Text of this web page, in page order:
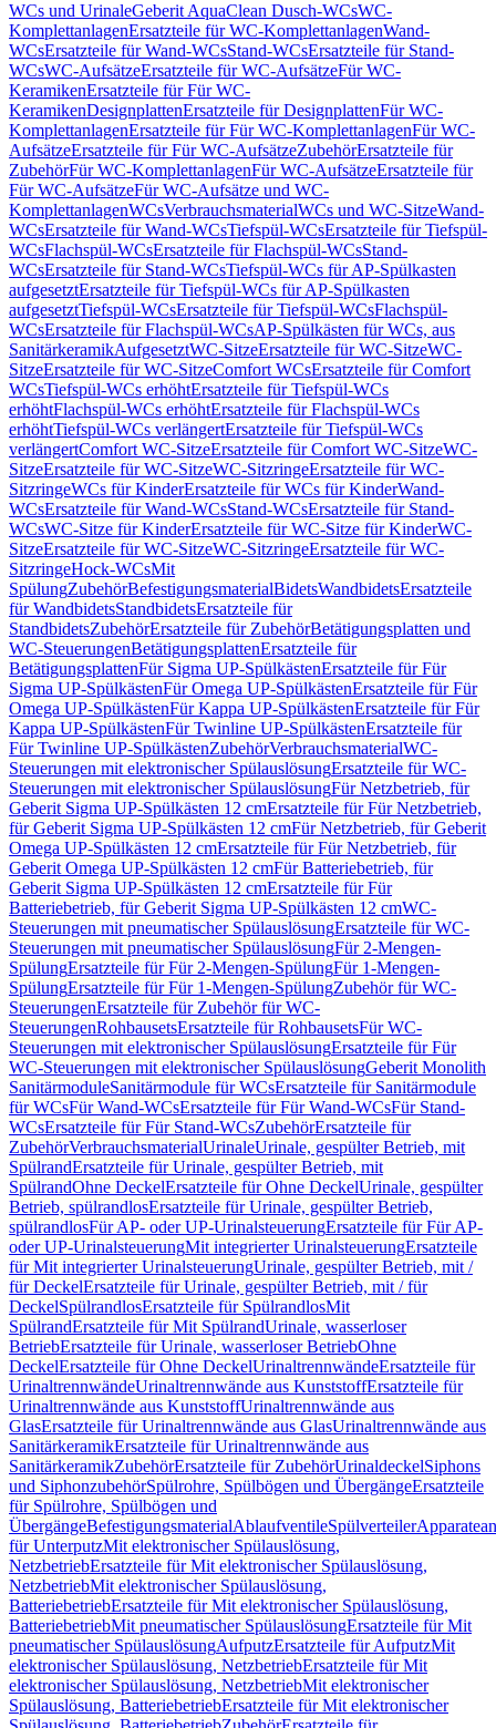
WCs und UrinaleGeberit AquaClean Dusch-WCsWC-
KomplettanlagenErsatzteile für WC-KomplettanlagenWand-
WCsErsatzteile für Wand-WCsStand-WCsErsatzteile für Stand-
WCsWC-AufsätzeErsatzteile für WC-AufsätzeFür WC-
KeramikenErsatzteile für Für WC-
KeramikenDesignplattenErsatzteile für DesignplattenFür WC-
KomplettanlagenErsatzteile für Für WC-KomplettanlagenFür WC-
AufsätzeErsatzteile für Für WC-AufsätzeZubehörErsatzteile für
ZubehörFür WC-KomplettanlagenFür WC-AufsätzeErsatzteile für
Für WC-AufsätzeFür WC-Aufsätze und WC-
KomplettanlagenWCsVerbrauchsmaterialWCs und WC-SitzeWand-
WCsErsatzteile für Wand-WCsTiefspül-WCsErsatzteile für Tiefspül-
WCsFlachspül-WCsErsatzteile für Flachspül-WCsStand-
WCsErsatzteile für Stand-WCsTiefspül-WCs für AP-Spülkasten
aufgesetztErsatzteile für Tiefspül-WCs für AP-Spülkasten
aufgesetztTiefspül-WCsErsatzteile für Tiefspül-WCsFlachspül-
WCsErsatzteile für Flachspül-WCsAP-Spülkästen für WCs, aus
SanitärkeramikAufgesetztWC-SitzeErsatzteile für WC-SitzeWC-
SitzeErsatzteile für WC-SitzeComfort WCsErsatzteile für Comfort
WCsTiefspül-WCs erhöhtErsatzteile für Tiefspül-WCs
erhöhtFlachspül-WCs erhöhtErsatzteile für Flachspül-WCs
erhöhtTiefspül-WCs verlängertErsatzteile für Tiefspül-WCs
verlängertComfort WC-SitzeErsatzteile für Comfort WC-SitzeWC-
SitzeErsatzteile für WC-SitzeWC-SitzringeErsatzteile für WC-
SitzringeWCs für KinderErsatzteile für WCs für KinderWand-
WCsErsatzteile für Wand-WCsStand-WCsErsatzteile für Stand-
WCsWC-Sitze für KinderErsatzteile für WC-Sitze für KinderWC-
SitzeErsatzteile für WC-SitzeWC-SitzringeErsatzteile für WC-
SitzringeHock-WCsMit
SpülungZubehörBefestigungsmaterialBidetsWandbidetsErsatzteile
für WandbidetsStandbidetsErsatzteile für
StandbidetsZubehörErsatzteile für ZubehörBetätigungsplatten und
WC-SteuerungenBetätigungsplattenErsatzteile für
BetätigungsplattenFür Sigma UP-SpülkästenErsatzteile für Für
Sigma UP-SpülkästenFür Omega UP-SpülkästenErsatzteile für Für
Omega UP-SpülkästenFür Kappa UP-SpülkästenErsatzteile für Für
Kappa UP-SpülkästenFür Twinline UP-SpülkästenErsatzteile für
Für Twinline UP-SpülkästenZubehörVerbrauchsmaterialWC-
Steuerungen mit elektronischer SpülauslösungErsatzteile für WC-
Steuerungen mit elektronischer SpülauslösungFür Netzbetrieb, für
Geberit Sigma UP-Spülkästen 12 cmErsatzteile für Für Netzbetrieb,
für Geberit Sigma UP-Spülkästen 12 cmFür Netzbetrieb, für Geberit
Omega UP-Spülkästen 12 cmErsatzteile für Für Netzbetrieb, für
Geberit Omega UP-Spülkästen 12 cmFür Batteriebetrieb, für
Geberit Sigma UP-Spülkästen 12 cmErsatzteile für Für
Batteriebetrieb, für Geberit Sigma UP-Spülkästen 12 cmWC-
Steuerungen mit pneumatischer SpülauslösungErsatzteile für WC-
Steuerungen mit pneumatischer SpülauslösungFür 2-Mengen-
SpülungErsatzteile für Für 2-Mengen-SpülungFür 1-Mengen-
SpülungErsatzteile für Für 1-Mengen-SpülungZubehör für WC-
SteuerungenErsatzteile für Zubehör für WC-
SteuerungenRohbausetsErsatzteile für RohbausetsFür WC-
Steuerungen mit elektronischer SpülauslösungErsatzteile für Für
WC-Steuerungen mit elektronischer SpülauslösungGeberit Monolith
SanitärmoduleSanitärmodule für WCsErsatzteile für Sanitärmodule
für WCsFür Wand-WCsErsatzteile für Für Wand-WCsFür Stand-
WCsErsatzteile für Für Stand-WCsZubehörErsatzteile für
ZubehörVerbrauchsmaterialUrinaleUrinale, gespülter Betrieb, mit
SpülrandErsatzteile für Urinale, gespülter Betrieb, mit
SpülrandOhne DeckelErsatzteile für Ohne DeckelUrinale, gespülter
Betrieb, spülrandlosErsatzteile für Urinale, gespülter Betrieb,
spülrandlosFür AP- oder UP-UrinalsteuerungErsatzteile für Für AP-
oder UP-UrinalsteuerungMit integrierter UrinalsteuerungErsatzteile
für Mit integrierter UrinalsteuerungUrinale, gespülter Betrieb, mit /
für DeckelErsatzteile für Urinale, gespülter Betrieb, mit / für
DeckelSpülrandlosErsatzteile für SpülrandlosMit
SpülrandErsatzteile für Mit SpülrandUrinale, wasserloser
BetriebErsatzteile für Urinale, wasserloser BetriebOhne
DeckelErsatzteile für Ohne DeckelUrinaltrennwändeErsatzteile für
UrinaltrennwändeUrinaltrennwände aus KunststoffErsatzteile für
Urinaltrennwände aus KunststoffUrinaltrennwände aus
GlasErsatzteile für Urinaltrennwände aus GlasUrinaltrennwände aus
SanitärkeramikErsatzteile für Urinaltrennwände aus
SanitärkeramikZubehörErsatzteile für ZubehörUrinaldeckelSiphons
und SiphonzubehörSpülrohre, Spülbögen und ÜbergängeErsatzteile
für Spülrohre, Spülbögen und
ÜbergängeBefestigungsmaterialAblaufventileSpülverteiler
für UnterputzMit elektronischer Spülauslösung,
NetzbetriebErsatzteile für Mit elektronischer Spülauslösung,
NetzbetriebMit elektronischer Spülauslösung,
BatteriebetriebErsatzteile für Mit elektronischer Spülauslösung,
BatteriebetriebMit pneumatischer SpülauslösungErsatzteile für Mit
pneumatischer SpülauslösungAufputzErsatzteile für AufputzMit
elektronischer Spülauslösung, NetzbetriebErsatzteile für Mit
elektronischer Spülauslösung, NetzbetriebMit elektronischer
Spülauslösung, BatteriebetriebErsatzteile für Mit elektronischer